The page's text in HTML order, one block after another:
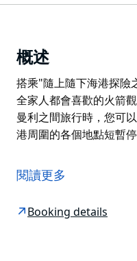
概述
搭乘"隨上隨下海港探險
全家人都會喜歡的火箭
曼利之間旅行時，您可
港周圍的各個地點短暫停
全家人都會喜歡的火箭
曼利之間旅行時，您可
閱讀更多
Booking details